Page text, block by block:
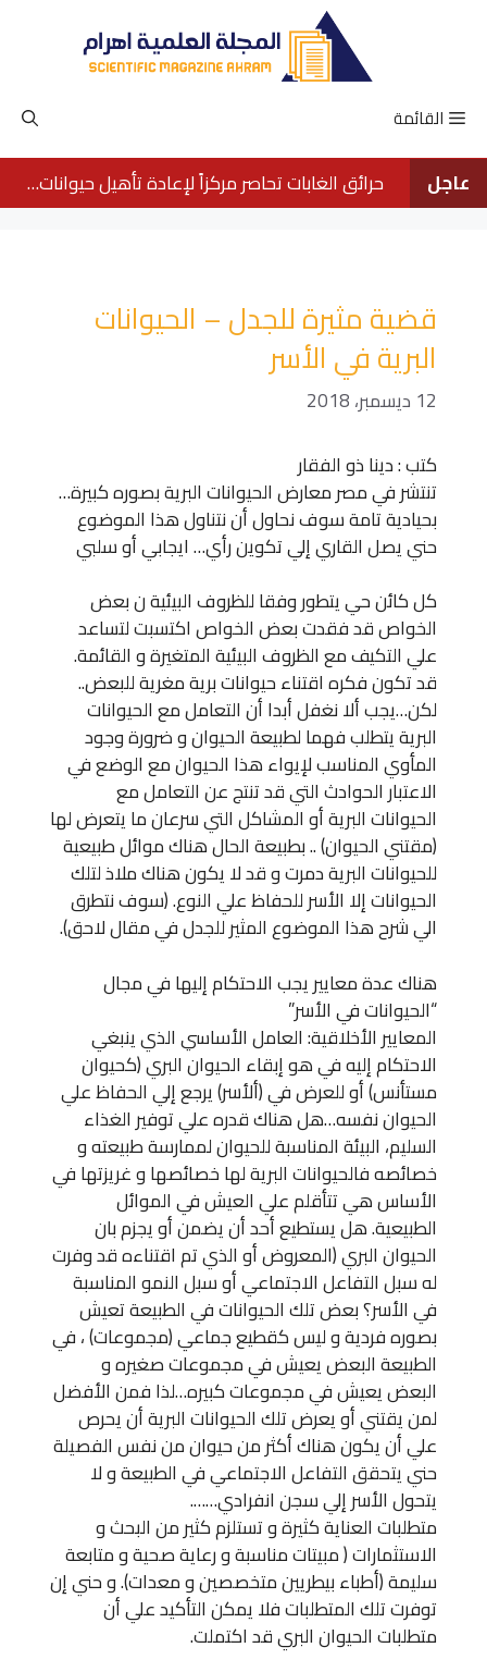
القائمة
عاجل حرائق الغابات تحاصر مركزاً لإعادة تأهيل حيوانات الأورانجوتان في بورنيو
قضية مثيرة للجدل – الحيوانات
البرية في الأسر
12 ديسمبر، 2018
كتب : دينا ذو الفقار
تنتشر في مصر معارض الحيوانات البرية بصوره كبيرة…
بحيادية تامة سوف نحاول أن نتناول هذا الموضوع
حني يصل القاري إلي تكوين رأي… ايجابي أو سلبي
كل كائن حي يتطور وفقا للظروف البيئية ن بعض
الخواص قد فقدت بعض الخواص اكتسبت لتساعد
علي التكيف مع الظروف البيئية المتغيرة و القائمة.
قد تكون فكره اقتناء حيوانات برية مغرية للبعض..
لكن…يجب ألا نغفل أبدا أن التعامل مع الحيوانات
البرية يتطلب فهما لطبيعة الحيوان و ضرورة وجود
المأوي المناسب لإيواء هذا الحيوان مع الوضع في
الاعتبار الحوادث التي قد تنتج عن التعامل مع
الحيوانات البرية أو المشاكل التي سرعان ما يتعرض لها
(مقتني الحيوان) .. بطبيعة الحال هناك موائل طبيعية
للحيوانات البرية دمرت و قد لا يكون هناك ملاذ لتلك
الحيوانات إلا الأسر للحفاظ علي النوع. (سوف نتطرق
الي شرح هذا الموضوع المثير للجدل في مقال لاحق).
هناك عدة معايير يجب الاحتكام إليها في مجال
“الحيوانات في الأسر”
المعايير الأخلاقية: العامل الأساسي الذي ينبغي
الاحتكام إليه في هو إبقاء الحيوان البري (كحيوان
مستأنس) أو للعرض في (ألأسر) يرجع إلي الحفاظ علي
الحيوان نفسه…هل هناك قدره علي توفير الغذاء
السليم، البيئة المناسبة للحيوان لممارسة طبيعته و
خصائصه فالحيوانات البرية لها خصائصها و غريزتها في
الأساس هي تتأقلم علي العيش في الموائل
الطبيعية. هل يستطيع أحد أن يضمن أو يجزم بان
الحيوان البري (المعروض أو الذي تم اقتناءه قد وفرت
له سبل التفاعل الاجتماعي أو سبل النمو المناسبة
في الأسر؟ بعض تلك الحيوانات في الطبيعة تعيش
بصوره فردية و ليس كقطيع جماعي (مجموعات) ، في
الطبيعة البعض يعيش في مجموعات صغيره و
البعض يعيش في مجموعات كبيره…لذا فمن الأفضل
لمن يقتني أو يعرض تلك الحيوانات البرية أن يحرص
علي أن يكون هناك أكثر من حيوان من نفس الفصيلة
حني يتحقق التفاعل الاجتماعي في الطبيعة و لا
يتحول الأسر إلي سجن انفرادي…….
متطلبات العناية كثيرة و تستلزم كثير من البحث و
الاستثمارات ( مبيتات مناسبة و رعاية صحية و متابعة
سليمة (أطباء بيطريين متخصصين و معدات). و حني إن
توفرت تلك المتطلبات فلا يمكن التأكيد علي أن
متطلبات الحيوان البري قد اكتملت.